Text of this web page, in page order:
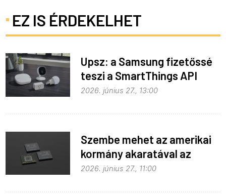
EZ IS ÉRDEKELHET
Upsz: a Samsung fizetőssé
teszi a SmartThings API
hozzáférést
2026. június 27., 13:00
Szembe mehet az amerikai
kormány akaratával az
Apple
2026. június 27., 11:00